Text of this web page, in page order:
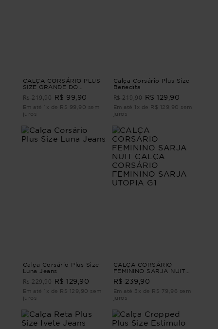
CALÇA CORSÁRIO PLUS
SIZE GRANDE DO
ENGENHO JEANS
R$ 219,90 R$ 99,90
Em até 1x de R$ 99,90 sem
juros
Calça Corsário Plus Size
Benedita
R$ 219,90 R$ 129,90
Em até 1x de R$ 129,90 sem
juros
Calça Corsário Plus Size
Luna Jeans
R$ 229,90 R$ 129,90
Em até 1x de R$ 129,90 sem
juros
CALÇA CORSÁRIO
FEMININO SARJA NUIT
CALÇA CORSÁRIO
FEMININO SARJA UTOPIA
G1
R$ 239,90
Em até 3x de R$ 79,96 sem
juros